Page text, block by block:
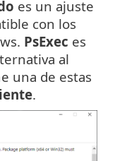
es un ajuste
con los
PsExec es
al
una de estas
.